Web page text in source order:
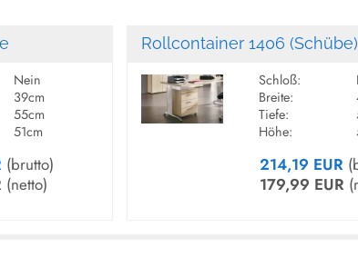
Nein
39cm
55cm
51cm
(brutto)
(netto)
Rollcontainer 1406 (Schübe)
Schloß:
Breite:
Tiefe:
Höhe:
214,19 EUR
179,99 EUR